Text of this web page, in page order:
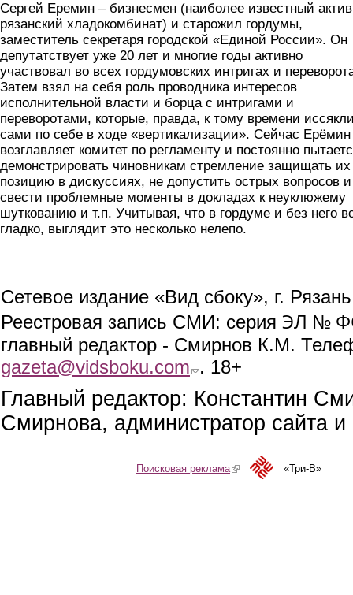
Сергей Еремин – бизнесмен (наиболее известный
рязанский хладокомбинат) и старожил гордумы,
заместитель секретаря городской «Единой России». Он
депутатствует уже 20 лет и многие годы активно
участвовал во всех гордумовских интригах и
Затем взял на себя роль проводника интересов
исполнительной власти и борца с интригами и
переворотами, которые, правда, к тому времени
сами по себе в ходе «вертикализации». Сейчас Ерёмин
возглавляет комитет по регламенту и постоянно
демонстрировать чиновникам стремление защищать их
позицию в дискуссиях, не допустить острых вопросов и
свести проблемные моменты в докладах к неуклюжему
шуткованию и т.п. Учитывая, что в гордуме и без него
гладко, выглядит это несколько нелепо.
Сетевое издание «Вид сбоку», г.
Реестровая запись СМИ: серия ЭЛ №
главный редактор - Смирнов К.М.
gazeta@vidsboku.com (link sends e-mail)
. 18+
Главный редактор: Константин
Смирнова, администратор сайта
Поисковая реклама(link is external)«Три-В»